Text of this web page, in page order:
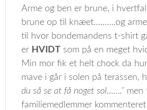
Arme og ben er brune, i
brune op til knæet……….og
til hvor bondemandens t-shirt
er HVIDT som på en meget
Min mor fik et helt chock da
mave i går i solen på terassen,
du så se at få noget sol…….” men
familiemedlemmer